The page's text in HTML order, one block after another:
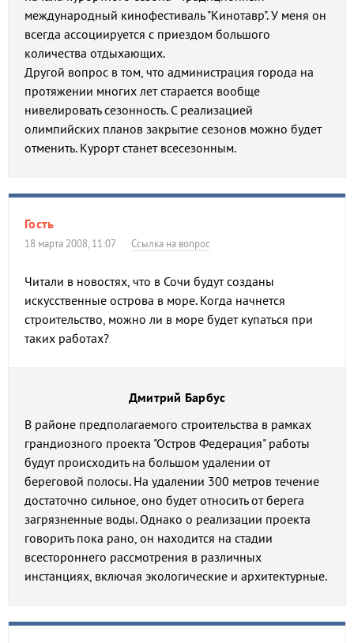
международный кинофестиваль "Кинотавр". У меня он
всегда ассоциируется с приездом большого
количества отдыхающих.
Другой вопрос в том, что администрация города на
протяжении многих лет старается вообще
нивелировать сезонность. С реализацией
олимпийских планов закрытие сезонов можно будет
отменить. Курорт станет всесезонным.
Гость
18 марта 2008, 11:07 Ссылка на вопрос
Читали в новостях, что в Сочи будут созданы
искусственные острова в море. Когда начнется
строительство, можно ли в море будет купаться при
таких работах?
Дмитрий Барбус
В районе предполагаемого строительства в рамках
грандиозного проекта "Остров Федерация" работы
будут происходить на большом удалении от
береговой полосы. На удалении 300 метров течение
достаточно сильное, оно будет относить от берега
загрязненные воды. Однако о реализации проекта
говорить пока рано, он находится на стадии
всестороннего рассмотрения в различных
инстанциях, включая экологические и архитектурные.